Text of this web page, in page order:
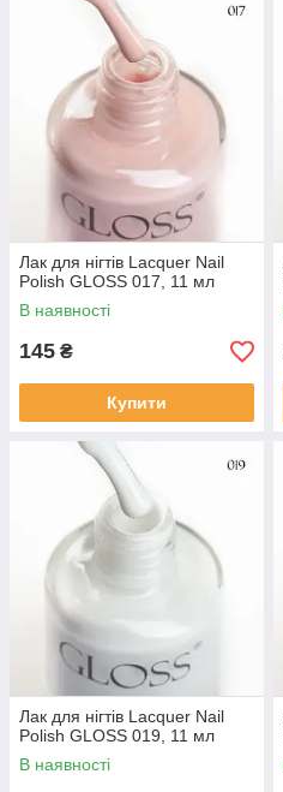
Лак для нігтів Lacquer Nail
Polish GLOSS 017, 11 мл
В наявності
145 ₴
Купити
Лак для нігтів Lacquer Nail
Polish GLOSS 019, 11 мл
В наявності